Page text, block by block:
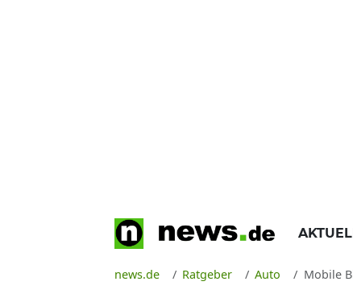
news.de Ratgeber Auto Mobile